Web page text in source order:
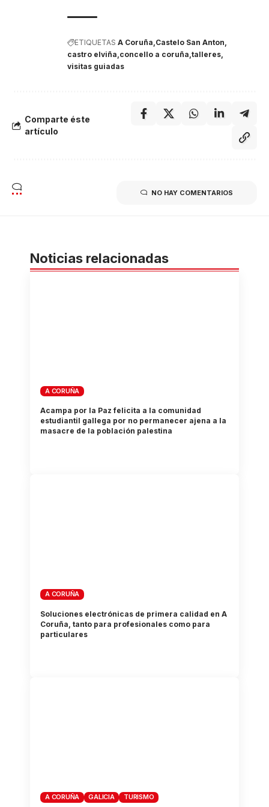
ETIQUETAS A Coruña Castelo San Anton
castro elviña concello a coruña talleres
visitas guiadas
Comparte éste
artículo
NO HAY COMENTARIOS
Noticias relacionadas
A CORUÑA
Acampa por la Paz felicita a la comunidad
estudiantil gallega por no permanecer ajena a la
masacre de la población palestina
A CORUÑA
Soluciones electrónicas de primera calidad en A
Coruña, tanto para profesionales como para
particulares
A CORUÑA GALICIA TURISMO